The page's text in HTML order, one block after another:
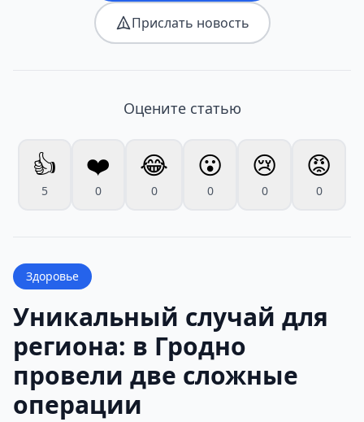
Прислать новость
Оцените статью
👍
5
❤️
0
😂
0
😮
0
😢
0
😡
0
Здоровье
Уникальный случай для
региона: в Гродно
провели две сложные
операции